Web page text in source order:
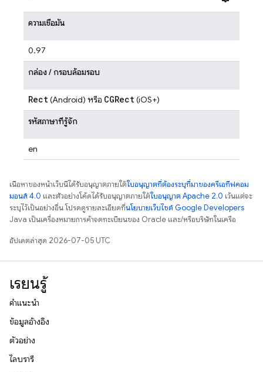
ความเชื่อมั่น
0.97
กล่อง / กรอบล้อมรอบ
Rect(Android) หรือ CGRect(iOS+)
รหัสภาษาที่รู้จัก
en
เนื้อหาของหน้าเว็บนี้ได้รับอนุญาตภายใต้ใบอนุญาตที่ต้องระบุที่มาของครีเอทีฟคอม
มอนส์ 4.0 และตัวอย่างโค้ดได้รับอนุญาตภายใต้ใบอนุญาต Apache 2.0 เว้นแต่จะ
ระบุไว้เป็นอย่างอื่น โปรดดูรายละเอียดที่นโยบายเว็บไซต์ Google Developers
Java เป็นเครื่องหมายการค้าจดทะเบียนของ Oracle และ/หรือบริษัทในเครือ
อัปเดตล่าสุด 2026-07-05 UTC
เรียนรู้
คำแนะนำ
ข้อมูลอ้างอิง
ตัวอย่าง
ไลบรารี